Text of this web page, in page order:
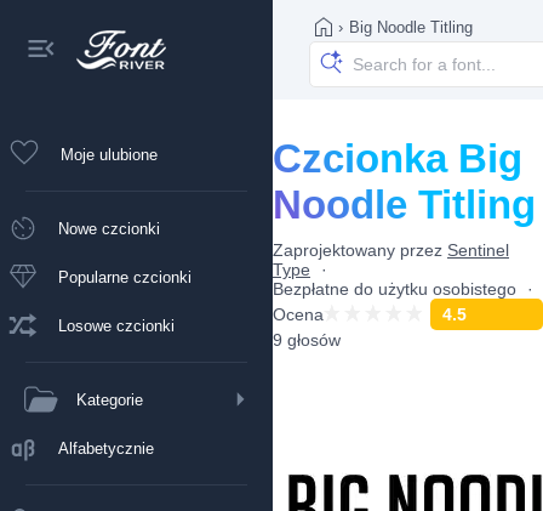
Moje ulubione
Nowe czcionki
Popularne czcionki
Losowe czcionki
Kategorie
Alfabetycznie
› Big Noodle Titling
Czcionka Big
Noodle Titling
Zaprojektowany przez Sentinel
Type
Bezpłatne do użytku osobistego
Ocena
4.5
9 głosów